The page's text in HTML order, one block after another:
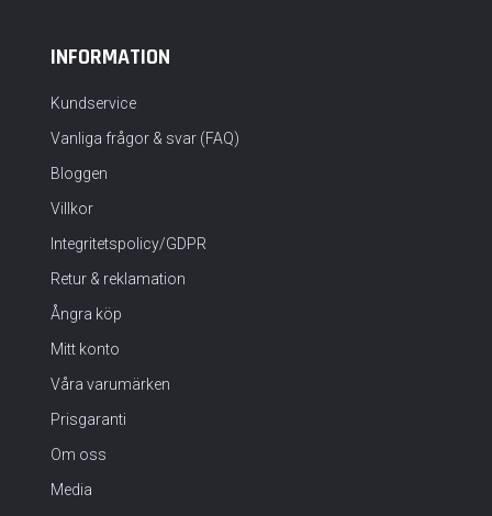
INFORMATION
Kundservice
Vanliga frågor & svar (FAQ)
Bloggen
Villkor
Integritetspolicy/GDPR
Retur & reklamation
Ångra köp
Mitt konto
Våra varumärken
Prisgaranti
Om oss
Media